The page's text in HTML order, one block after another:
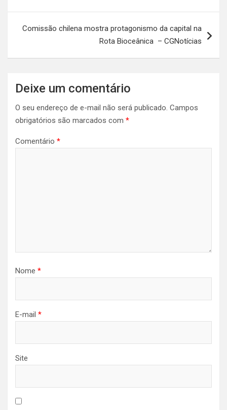
Comissão chilena mostra protagonismo da capital na
Rota Bioceânica – CGNotícias
Deixe um comentário
O seu endereço de e-mail não será publicado. Campos
obrigatórios são marcados com *
Comentário *
Nome *
E-mail *
Site